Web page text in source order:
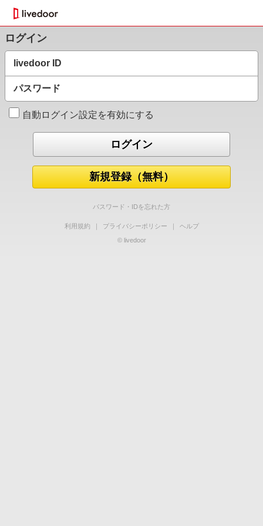
ログイン
livedoor ID
パスワード
自動ログイン設定を有効にする
新規登録（無料）
パスワード・IDを忘れた方
利用規約 ｜ プライバシーポリシー ｜
ヘルプ
© livedoor